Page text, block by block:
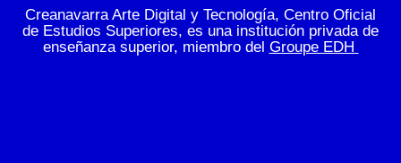
Creanavarra Arte Digital y Tecnología, Centro Oficial
de Estudios Superiores, es una institución privada de
enseñanza superior, miembro del Groupe EDH